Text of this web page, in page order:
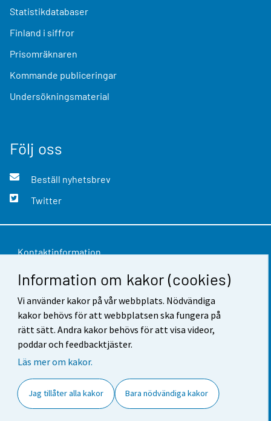
Information om kakor (cookies)
Vi använder kakor på vår webbplats. Nödvändiga
kakor behövs för att webbplatsen ska fungera på
rätt sätt. Andra kakor behövs för att visa videor,
poddar och feedbacktjäster.
Läs mer om kakor.
Jag tillåter alla kakor Bara nödvändiga kakor
Statistikdatabaser
Finland i siffror
Prisomräknaren
Kommande publiceringar
Undersökningsmaterial
Följ oss
Beställ nyhetsbrev
Twitter
Kontaktinformation
Respons
Användarvillkor
Dataskydd
Tillgänglighet
Cookie-inställningar